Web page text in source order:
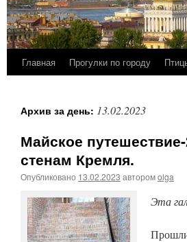
Перейти
содержимому
Главная Прогулки по городу
Архив за день: 13.02.2023
Майское
стенам Кремля.
Опубликовано 13.02.2023 авторомolga
Эта